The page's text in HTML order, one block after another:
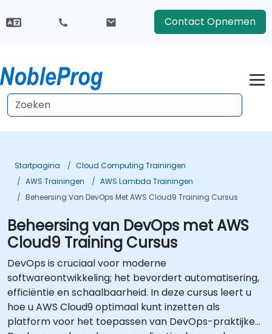
Contact Opnemen
Startpagina
Cloud Computing Trainingen
AWS Trainingen
AWS Lambda Trainingen
Beheersing Van DevOps Met AWS Cloud9 Training Cursus
Beheersing van DevOps met AWS
Cloud9 Training Cursus
DevOps is cruciaal voor moderne
softwareontwikkeling; het bevordert automatisering,
efficiëntie en schaalbaarheid. In deze cursus leert u
hoe u AWS Cloud9 optimaal kunt inzetten als
platform voor het toepassen van DevOps-praktijken.